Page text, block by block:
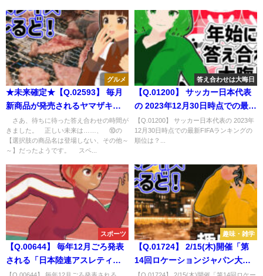
グルメ
★未来確定★【Q.02593】 毎月
新商品が発売されるヤマザキの
「ランチパック」。選択肢のう
ち、１月中旬頃発表の「来月発
売の新商品」の商品名に登場す
さあ、待ちに待った答え合わせの時間が
きました。 正しい未来は……、 ⑩の
【選択肢の商品名は登場しない、その他～
～】だったようです。 スペ...
答え合わせは大晦日
【Q.01200】 サッカー日本代表
の 2023年12月30日時点での最新
FIFAランキングの順位は？
【Q.01200】 サッカー日本代表の 2023年
12月30日時点での最新FIFAランキングの
順位は？...
スポーツ
【Q.00644】 毎年12月ごろ発表
される「日本陸連アスレティッ
ク・アワード」。 今年「アスリ
趣味・雑学
【Q.01724】 2/15(木)開催「第
14回ロケーションジャパン大
賞」。 大賞を受賞する作品は？